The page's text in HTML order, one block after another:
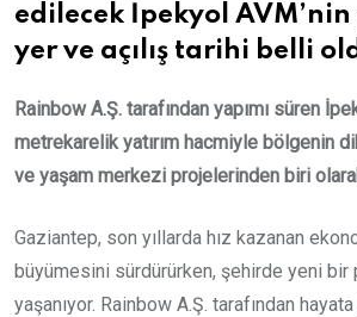
edilecek İpekyol AVM’nin
yer ve açılış tarihi belli
Rainbow A.Ş. tarafından yapımı süren
metrekarelik yatırım hacmiyle bölgenin
ve yaşam merkezi projelerinden biri
Gaziantep, son yıllarda hız kazanan
büyümesini sürdürürken, şehirde yeni bir
yaşanıyor. Rainbow A.Ş. tarafından